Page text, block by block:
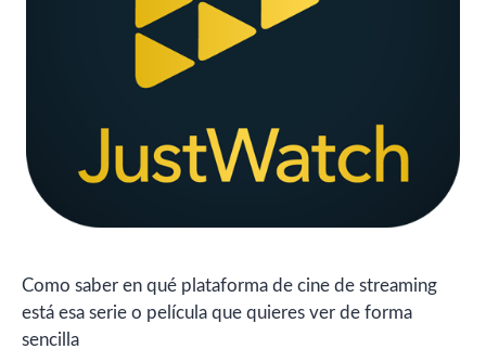
Como saber en qué plataforma de cine de streaming
está esa serie o película que quieres ver de forma
sencilla